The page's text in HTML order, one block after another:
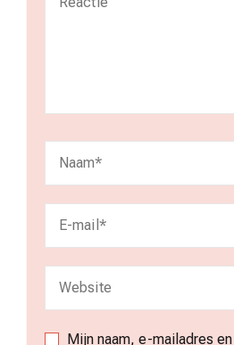
Mijn naam, e-mailadres